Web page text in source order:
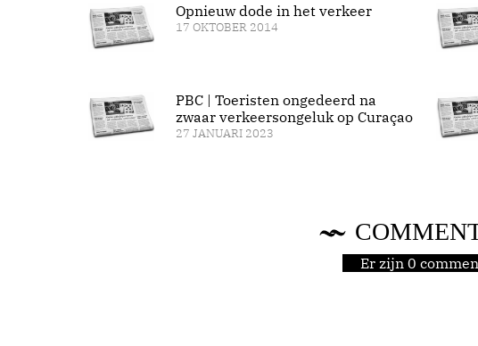
Opnieuw dode in het verkeer
17 OKTOBER 2014
PBC | Toeristen ongedeerd na
zwaar verkeersongeluk op Curaçao
27 JANUARI 2023
Er zijn 0